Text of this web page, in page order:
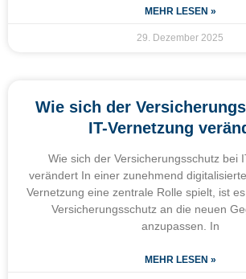
MEHR LESEN »
29. Dezember 2025
Wie sich der
IT-Vernetzung
Wie sich der Versicherungsschutz bei
verändert In einer zunehmend
Vernetzung eine zentrale Rolle spielt, ist
Versicherungsschutz an die neuen
anzupassen. In
MEHR LESEN »